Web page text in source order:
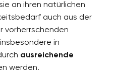
an ihren natürlichen
auch aus der
vorherrschenden
in
ausreichende
werden.